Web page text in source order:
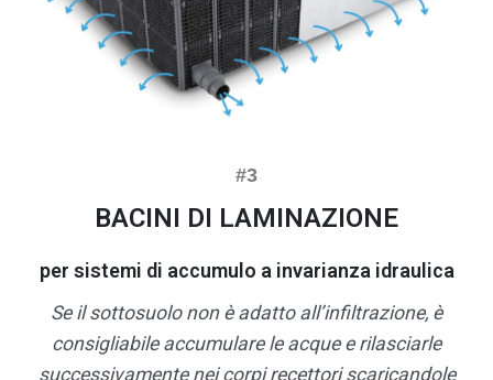
BACINI DI LAMINAZIONE
per sistemi di accumulo a invarianza idraulica
Se il sottosuolo non è adatto all’infiltrazione, è
consigliabile accumulare le acque e rilasciarle
successivamente nei corpi recettori scaricandole